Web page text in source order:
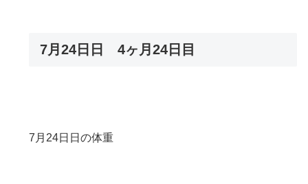
7月24日日 4ヶ月24日目
7月24日日の体重